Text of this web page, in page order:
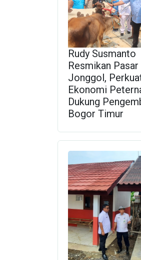
Rudy Susmanto
Resmikan
Jonggol,
Ekonomi
Dukung
Bogor Timur